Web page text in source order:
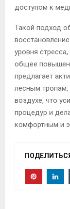
доступом к
Такой подход
уровня
общее
предлагает
лесным
воздухе, что
процедур и
комфортным и